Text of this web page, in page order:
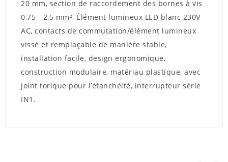
20 mm, section de raccordement des bornes à vis
0,75 - 2,5 mm², Élément lumineux LED blanc 230V
AC, contacts de commutation/élément lumineux
vissé et remplaçable de manière stable,
installation facile, design ergonomique,
construction modulaire, matériau plastique, avec
joint torique pour l’étanchéité, interrupteur série
IN1.